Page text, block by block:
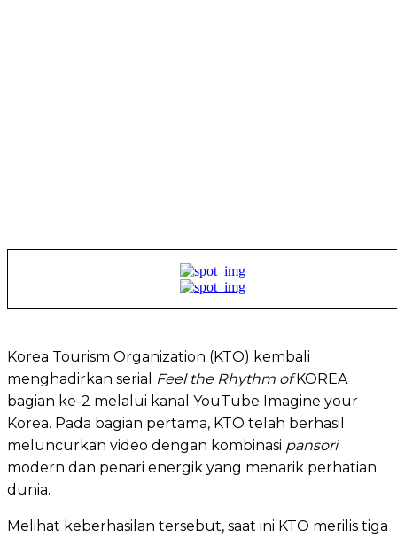
Korea Tourism Organization (KTO) kembali
menghadirkan serial
Feel the Rhythm ofKOREA
bagian ke-2 melalui kanal YouTube Imagine your
Korea. Pada bagian pertama, KTO telah berhasil
meluncurkan video dengan kombinasi pansori
modern dan penari energik yang menarik perhatian
dunia.
Melihat keberhasilan tersebut, saat ini KTO merilis tiga